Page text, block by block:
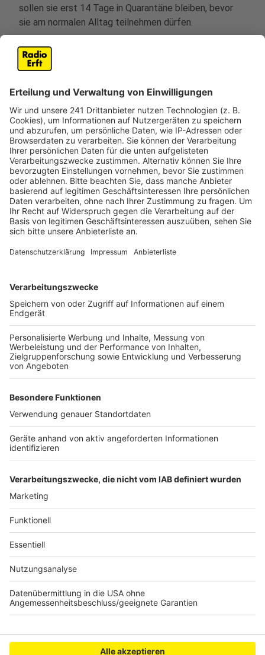
sollen sie erst 14 Tage in Quarantäne bleiben, bevor
sie am normalen Alltag teilnehmen dürfen.
Anzeige
Besuchsverbot besser kontrollieren
Anzeige
Bisher sind in Nordrhein-Westfalen knapp 80
Menschen in Alten- und Pflegeheimen an Covid-19
gestorben. 134 Einrichtungen sind insgesamt
betroffen. Das zeige, dass Pflegeheime der
sensibelste Bereich in der Corona-Krise seien, sagte
Laumann. Er forderte die Landkreise in ihrer Rolle als
Heimaufsicht auf, noch stärker auf das Besuchsverbot
in den Einrichtungen zu achten.
Rehaklinik in Lippe vor der Schließung
Besonders schwer erwischt hat es eine Rehaklinik in
100 Patienten und Pfleger mit dem Coronavirus
infiziert. Wie der Erreger dort hinein gekommen ist,
weiß man noch nicht. Der Klinikbetrieb kann nach
Angaben des Kreises nicht mehr sichergestellt
werden. Deswegen wird geprüft, die Einrichtung zu
schließen und die Patienten zu verlegen.
Anzeige
Anzeige